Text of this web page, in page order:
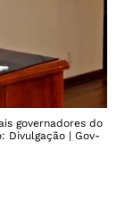
governadores do
Divulgação | Gov-